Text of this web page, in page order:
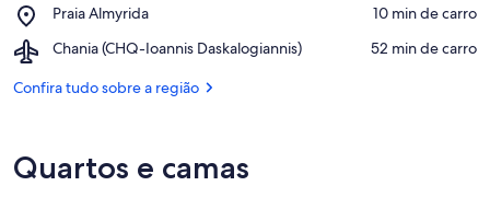
Museum
of
Gavalochori
de
Art
Living
Praia Almyrida
Place,
Almyrida
‪10 min de carro‬
Chania (CHQ-Ioannis Daskalogiannis)
Airport,
(CHQ-
‪52 min de carro‬
Confira tudo sobre a região
Quartos e camas